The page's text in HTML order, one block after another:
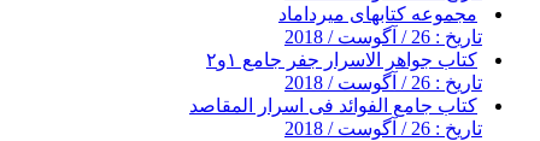
مجموعه کتابهای میرداماد
تاریخ : 26 / آگوست / 2018
کتاب جواهر الاسرار جفر جامع ۱و۲
تاریخ : 26 / آگوست / 2018
کتاب جامع الفوائد فی اسرار المقاصد
تاریخ : 26 / آگوست / 2018